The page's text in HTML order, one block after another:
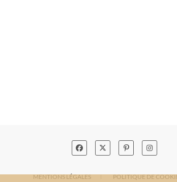
MENTIONS LÉGALES POLITIQUE DE